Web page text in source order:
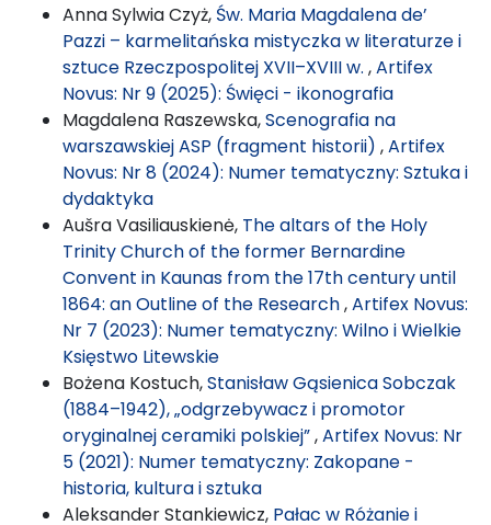
Anna Sylwia Czyż, Św. Maria Magdalena de’
Pazzi – karmelitańska mistyczka w literaturze i
sztuce Rzeczpospolitej XVII–XVIII w. ,Artifex
Novus: Nr 9 (2025): Święci - ikonografia
Magdalena Raszewska,Scenografia na
warszawskiej ASP (fragment historii) ,Artifex
Novus: Nr 8 (2024): Numer tematyczny: Sztuka i
dydaktyka
Aušra Vasiliauskienė, The altars of the Holy
Trinity Church of the former Bernardine
Convent in Kaunas from the 17th century until
1864: an Outline of the Research,Artifex Novus:
Nr 7 (2023): Numer tematyczny: Wilno i Wielkie
Księstwo Litewskie
Bożena Kostuch,Stanisław Gąsienica Sobczak
(1884–1942), „odgrzebywacz i promotor
oryginalnej ceramiki polskiej”,Artifex Novus: Nr
5 (2021): Numer tematyczny: Zakopane -
historia, kultura i sztuka
Aleksander Stankiewicz, Pałac w Różanie i